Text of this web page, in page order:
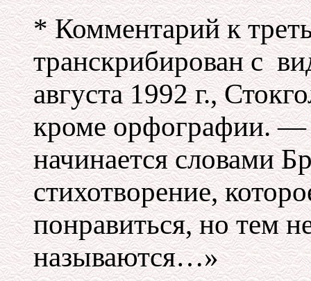
* Комментарий к
транскрибирован с
августа 1992 г.,
кроме орфографии. —
начинается словами
стихотворение,
понравиться, но тем
называются…»